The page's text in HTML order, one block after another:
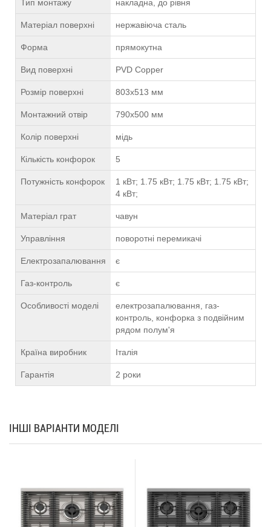
Тип монтажу накладна, до рівня
Матеріал поверхні нержавіюча сталь
Форма прямокутна
Вид поверхні PVD Copper
Розмір поверхні 803х513 мм
Монтажний отвір 790х500 мм
Колір поверхні мідь
Кількість конфорок 5
Потужність конфорок
1 кВт; 1.75 кВт; 1.75 кВт; 1.75 кВт;
4 кВт;
Матеріал грат чавун
Управління поворотні перемикачі
Електрозапалювання є
Газ-контроль є
Особливості моделі
електрозапалювання, газ-
контроль, конфорка з подвійним
рядом полум'я
Країна виробник Італія
Гарантія 2 роки
ІНШІ ВАРІАНТИ МОДЕЛІ